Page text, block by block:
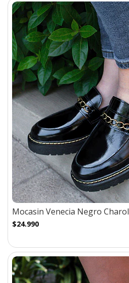
Mocasin Venecia Negro Charol
$24.990